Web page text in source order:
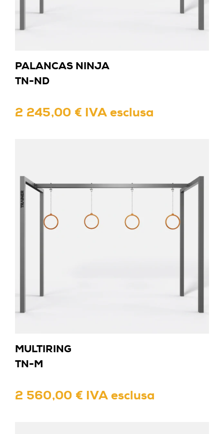
PALANCAS NINJA
TN-ND
2 245,00 € IVA esclusa
MULTIRING
TN-M
2 560,00 € IVA esclusa